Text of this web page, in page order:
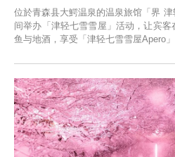
位於青森县大鰐温泉的温泉旅馆「界
间举办「津轻七雪雪屋」活动，让宾
鱼与地酒，享受「津轻七雪雪屋Apero」